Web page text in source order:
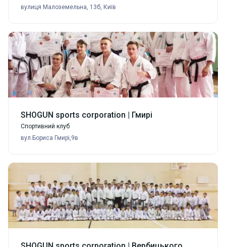
вулиця Малоземельна, 13б, Київ
SHOGUN sports corporation | Гмирі
Спортивний клуб
вул.Бориса Гмирі,9в